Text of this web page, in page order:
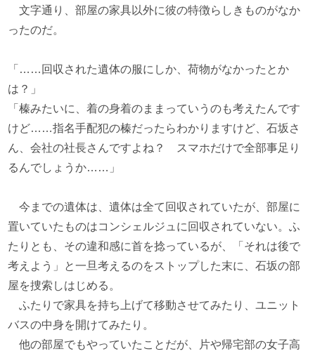
文字通り、部屋の家具以外に彼の特徴らしきものがなか
ったのだ。
「……回収された遺体の服にしか、荷物がなかったとか
は？」
「榛みたいに、着の身着のままっていうのも考えたんです
けど……指名手配犯の榛だったらわかりますけど、石坂さ
ん、会社の社長さんですよね？ スマホだけで全部事足り
るんでしょうか……」
今までの遺体は、遺体は全て回収されていたが、部屋に
置いていたものはコンシェルジュに回収されていない。ふ
たりとも、その違和感に首を捻っているが、「それは後で
考えよう」と一旦考えるのをストップした末に、石坂の部
屋を捜索しはじめる。
ふたりで家具を持ち上げて移動させてみたり、ユニット
バスの中身を開けてみたり。
他の部屋でもやっていたことだが、片や帰宅部の女子高